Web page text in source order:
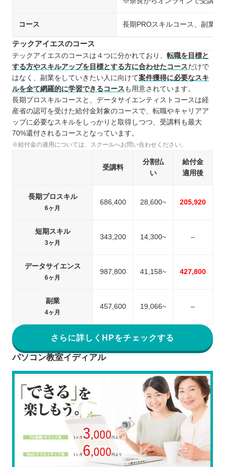
コース 長期PROスキルコース、副業
テックアイエスのコース
テックアイエスのコースは４つに分かれており、 転職を目標と
する方やスキルアップを目標とする方に合わせたコースだけで
はなく、副業をしていきたい人に向けて案件獲得に必要なスキ
ルを全て網羅的に学習できるコース も用意されています。
長期プロスキルコースと、データサイエンティストコースは経
産省の認可を受けた給付金対象のコースで、転職やキャリアア
ップに必要なスキルをしっかりと取得しつつ、受講料も最大
70%還付されるコースとなっています。
※給付金の適用については、スクールへお問い合わせください。
受講料
分割払
い
給付金
適用後
長期プロスキル
6ヶ月
686,400 28,600~ 205,920
短期スキル
3ヶ月
343,200 14,300~ –
データサイエンス
6ヶ月
987,800 41,158~ 427,800
副業
4ヶ月
457,600 19,066~ –
さらに詳しくHPをチェックする
パソコン教室イディアル